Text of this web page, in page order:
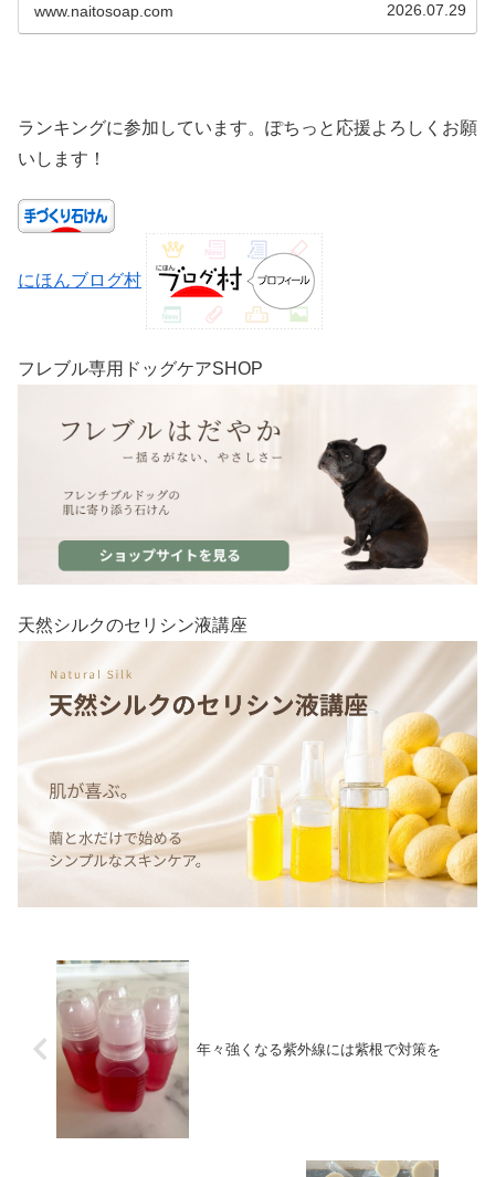
www.naitosoap.com 2026.07.29
ランキングに参加しています。ぽちっと応援よろしくお願
いします！
にほんブログ村
フレブル専用ドッグケアSHOP
天然シルクのセリシン液講座
年々強くなる紫外線には紫根で対策を